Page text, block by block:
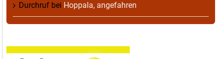
Durchruf bei Hoppala, angefahren